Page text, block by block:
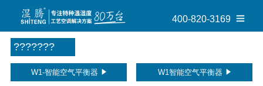
400-820-3169
W1-智能空气平衡器 W1智能空气平衡器
???????